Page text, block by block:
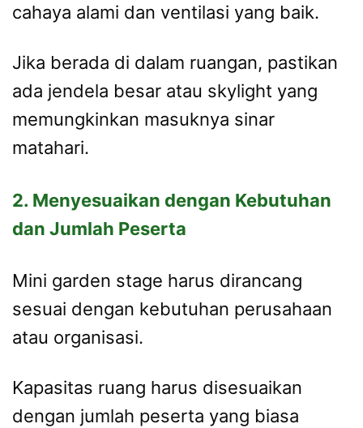
cahaya alami dan ventilasi yang baik.
Jika berada di dalam ruangan, pastikan
ada jendela besar atau skylight yang
memungkinkan masuknya sinar
matahari.
2. Menyesuaikan dengan Kebutuhan
dan Jumlah Peserta
Mini garden stage harus dirancang
sesuai dengan kebutuhan perusahaan
atau organisasi.
Kapasitas ruang harus disesuaikan
dengan jumlah peserta yang biasa